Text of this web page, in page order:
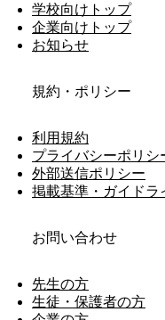
学校向けトップ
企業向けトップ
お知らせ
規約・ポリシー
利用規約
プライバシーポリシ
外部送信ポリシー
掲載基準・ガイドラ
お問い合わせ
先生の方
生徒・保護者の方